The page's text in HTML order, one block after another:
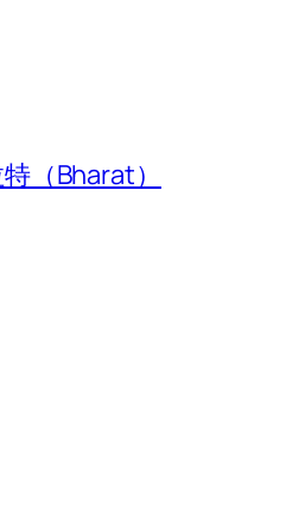
（Bharat）